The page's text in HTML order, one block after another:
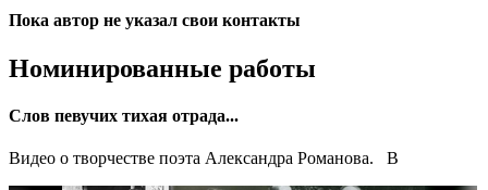
Пока автор не указал свои контакты
Номинированные работы
Слов певучих тихая отрада...
Видео о творчестве поэта Александра Романова. В